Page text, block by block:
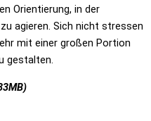
Orientierung, in der
agieren. Sich nicht stressen
mit einer großen Portion
gestalten.